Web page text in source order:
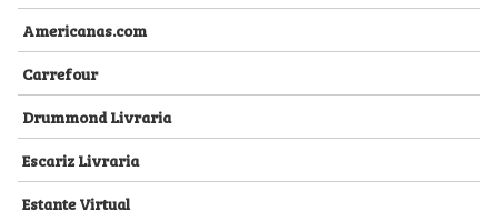
Americanas.com
Carrefour
Drummond Livraria
Escariz Livraria
Estante Virtual